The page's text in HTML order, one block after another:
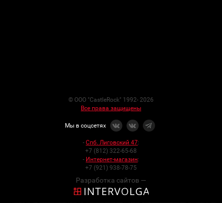
© ООО "CastleRock" 1992- 2026
Все права защищены
Мы в соцсетях
- Спб. Лиговский 47:
+7 (812) 322-65-68
- Интернет-магазин:
+7 (921) 938-78-75
Разработка сайтов —